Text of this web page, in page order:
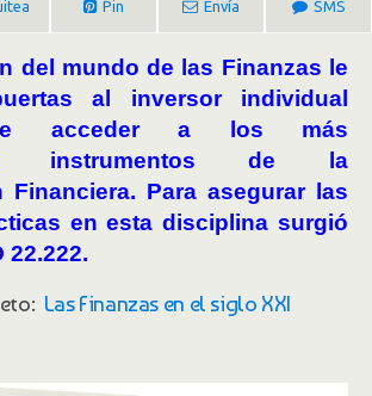
Pin Envía SMS
del mundo de las Finanzas le
al inversor individual
acceder a los más
instrumentos de la
Financiera. Para asegurar las
en esta disciplina surgió
22.222.
Las Finanzas en el siglo XXI